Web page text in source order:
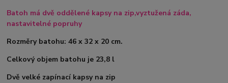
Batoh má dvě oddělené kapsy na zip,vyztužená záda,
nastavitelné popruhy
Rozměry batohu: 46 x 32 x 20 cm.
Celkový objem batohu je 23,8 l
Dvě velké zapínací kapsy na zip